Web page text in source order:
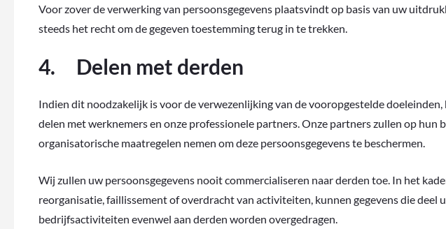
Voor zover de verwerking van persoonsgegevens plaatsvindt op basis van uw
steeds het recht om de gegeven toestemming terug in te trekken.
4. Delen met derden
Indien dit noodzakelijk is voor de verwezenlijking van de vooropgestelde
delen met werknemers en onze professionele partners. Onze partners zullen op hun
organisatorische maatregelen nemen om deze persoonsgegevens te beschermen.
Wij zullen uw persoonsgegevens nooit commercialiseren naar derden toe. In het
reorganisatie, faillissement of overdracht van activiteiten, kunnen gegevens die deel
bedrijfsactiviteiten evenwel aan derden worden overgedragen.